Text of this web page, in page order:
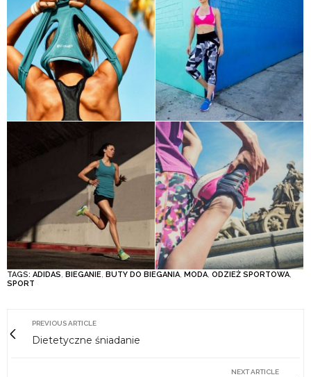
TAGS: ADIDAS, BIEGANIE, BUTY DO BIEGANIA, MODA, ODZIEŻ SPORTOWA,
SPORT
PREVIOUS ARTICLE
Dietetyczne śniadanie
NEXT ARTICLE